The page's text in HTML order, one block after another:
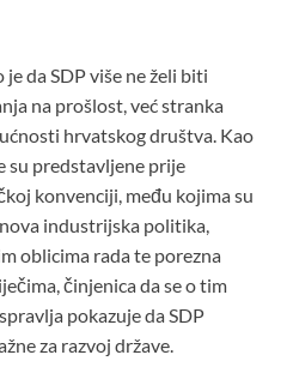
da SDP više ne želi biti
na prošlost, već stranka
hrvatskog društva. Kao
su predstavljene prije
konvenciji, među kojima su
industrijska politika,
oblicima rada te porezna
činjenica da se o tim
pokazuje da SDP
za razvoj države.